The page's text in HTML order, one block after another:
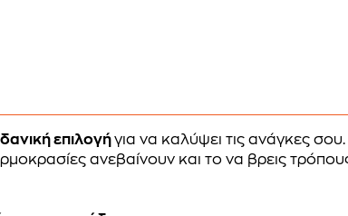
επιλογήγια να καλύψει τις ανάγκες σου.
ανεβαίνουν και το να βρεις